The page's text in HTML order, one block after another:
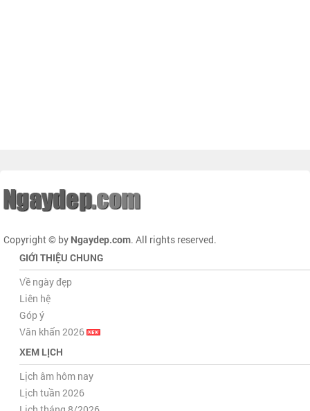
Copyright © by Ngaydep.com. All rights reserved.
GIỚI THIỆU CHUNG
Về ngày đẹp
Liên hệ
Góp ý
Văn khấn 2026
XEM LỊCH
Lịch âm hôm nay
Lịch tuần 2026